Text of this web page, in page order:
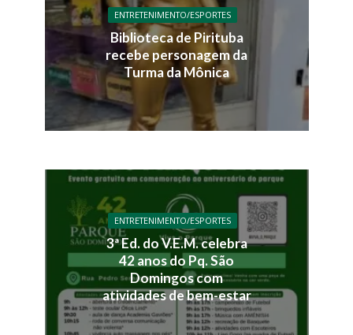
ENTRETENIMENTO/ESPORTES
Biblioteca de Pirituba
recebe personagem da
Turma da Mônica
ENTRETENIMENTO/ESPORTES
3ª Ed. do V.E.M. celebra
42 anos do Pq. São
Domingos com
atividades de bem-estar